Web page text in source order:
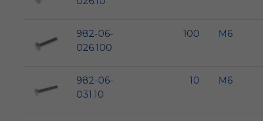
982-06-
026.100
100 M6
982-06-
031.10
10 M6